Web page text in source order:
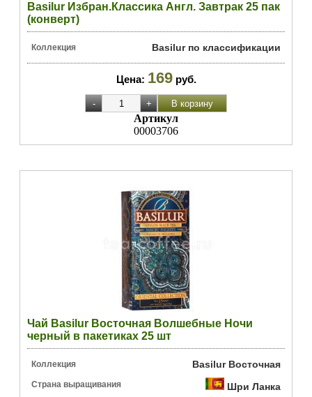
Basilur Избран.Классика Англ. Завтрак 25 пак
(конверт)
Коллекция Basilur по классификации
Цена: 169 руб.
Артикул
00003706
Чай Basilur Восточная Волшебные Ночи
черный в пакетиках 25 шт
Коллекция Basilur Восточная
Страна выращивания Шри Ланка